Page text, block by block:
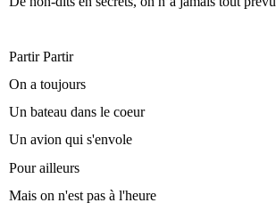
Partir Partir
On a toujours
Un bateau dans le coeur
Un avion qui s'envole
Pour ailleurs
Mais on n'est pas à l'heure